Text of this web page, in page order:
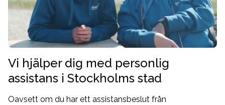
Vi hjälper dig med personlig
assistans i Stockholms stad
Oavsett om du har ett assistansbeslut från